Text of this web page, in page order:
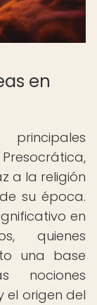
en
a la religión
su época.
en
quienes
una base
nociones
el origen del